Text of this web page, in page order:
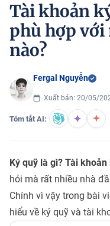
Tài khoản
phù hợp với
nào?
Fergal Nguyễn
Xuất bản: 20/05/
Tóm tắt AI:
Ký quỹ là gì? Tài
hỏi mà rất nhiều nhà
Chính vì vậy trong bài
hiểu về ký quỹ và tài